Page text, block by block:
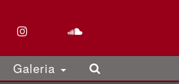
Galeria